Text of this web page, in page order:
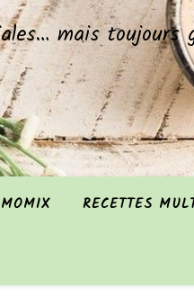
mais toujours
RECETTES